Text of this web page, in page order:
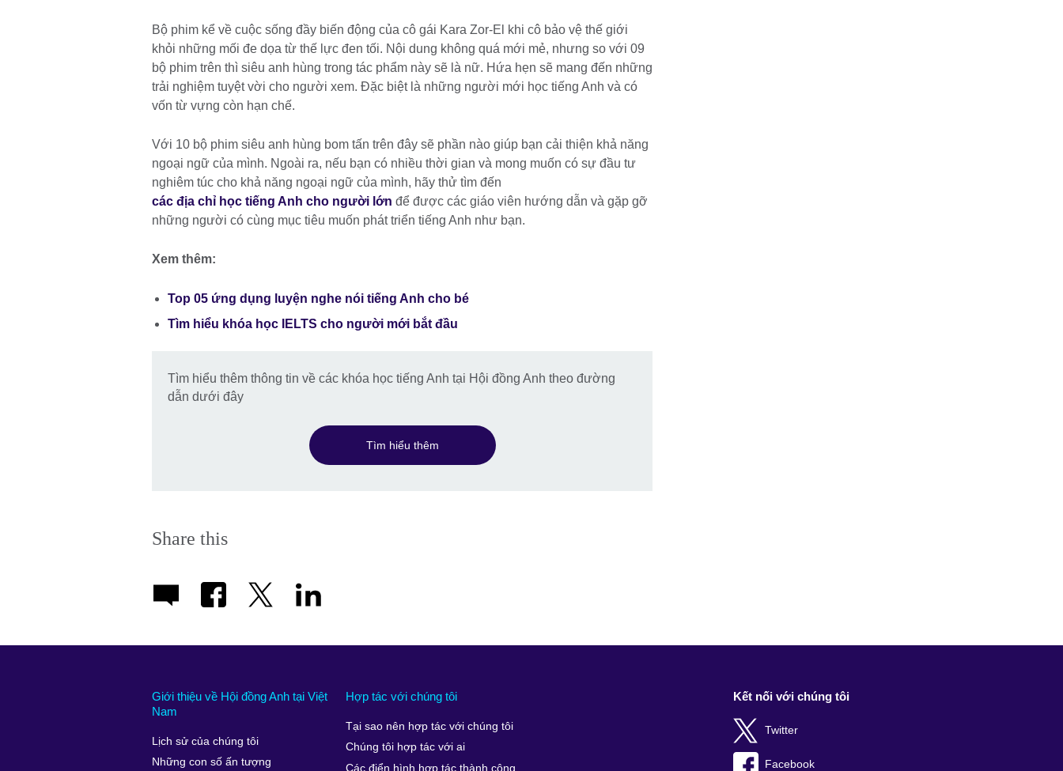
Bộ phim kể về cuộc sống đầy biến động của cô gái Kara Zor-El khi cô bảo vệ thế giới
khỏi những mối đe dọa từ thế lực đen tối. Nội dung không quá mới mẻ, nhưng so với 09
bộ phim trên thì siêu anh hùng trong tác phẩm này sẽ là nữ. Hứa hẹn sẽ mang đến những
trải nghiệm tuyệt vời cho người xem. Đặc biệt là những người mới học tiếng Anh và có
vốn từ vựng còn hạn chế.
Với 10 bộ phim siêu anh hùng bom tấn trên đây sẽ phần nào giúp bạn cải thiện khả năng
ngoại ngữ của mình. Ngoài ra, nếu bạn có nhiều thời gian và mong muốn có sự đầu tư
nghiêm túc cho khả năng ngoại ngữ của mình, hãy thử tìm đến
các địa chỉ học tiếng Anh cho người lớn để được các giáo viên hướng dẫn và gặp gỡ
những người có cùng mục tiêu muốn phát triển tiếng Anh như bạn.
Xem thêm:
Top 05 ứng dụng luyện nghe nói tiếng Anh cho bé
Tìm hiểu khóa học IELTS cho người mới bắt đầu
Tìm hiểu thêm thông tin về các khóa học tiếng Anh tại Hội đồng Anh theo đường
dẫn dưới đây
Tìm hiểu thêm
Share this
Giới thiệu về Hội đồng Anh tại Việt
Nam
Lịch sử của chúng tôi
Những con số ấn tượng
Hợp tác với chúng tôi
Tại sao nên hợp tác với chúng tôi
Chúng tôi hợp tác với ai
Các điển hình hợp tác thành công
Kết nối với chúng tôi
Twitter
Facebook